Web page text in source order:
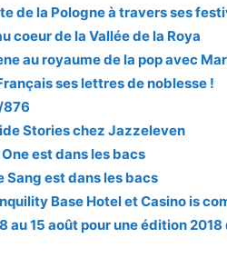
de la Pologne à travers ses
coeur de la Vallée de la Roya
au royaume de la pop avec
ses lettres de noblesse !
876
Stories chez Jazzeleven
est dans les bacs
Sang est dans les bacs
Base Hotel et Casino is
au 15 août pour une édition 2018